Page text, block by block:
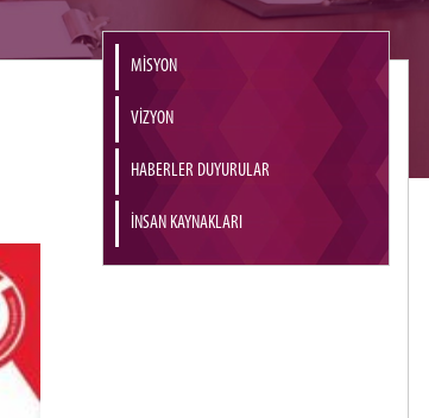
MİSYON
VİZYON
HABERLER DUYURULAR
İNSAN KAYNAKLARI